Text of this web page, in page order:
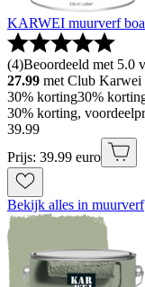
KARWEI muurverf
(4)Beoordeeld met 5.0
27.99 met Club Karwei
30% korting30%
30% korting,
39.99
Prijs: 39.99 euro
Bekijk alles in muurverf